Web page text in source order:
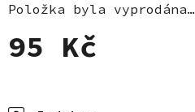
Položka byla vyprodána…
95 Kč